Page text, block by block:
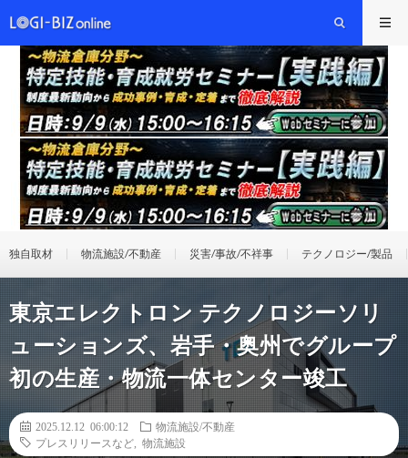
独自取材 物流施設/不動産 災害/事故/不祥事 テクノロジー/製品
東京エレクトロン テクノロジーソリ
ューションズ、岩手・奥州でグループ
初の生産・物流一体センター竣工
2025.12.12 06:00:12
物流施設/不動産
プレスリリースなど
物流施設